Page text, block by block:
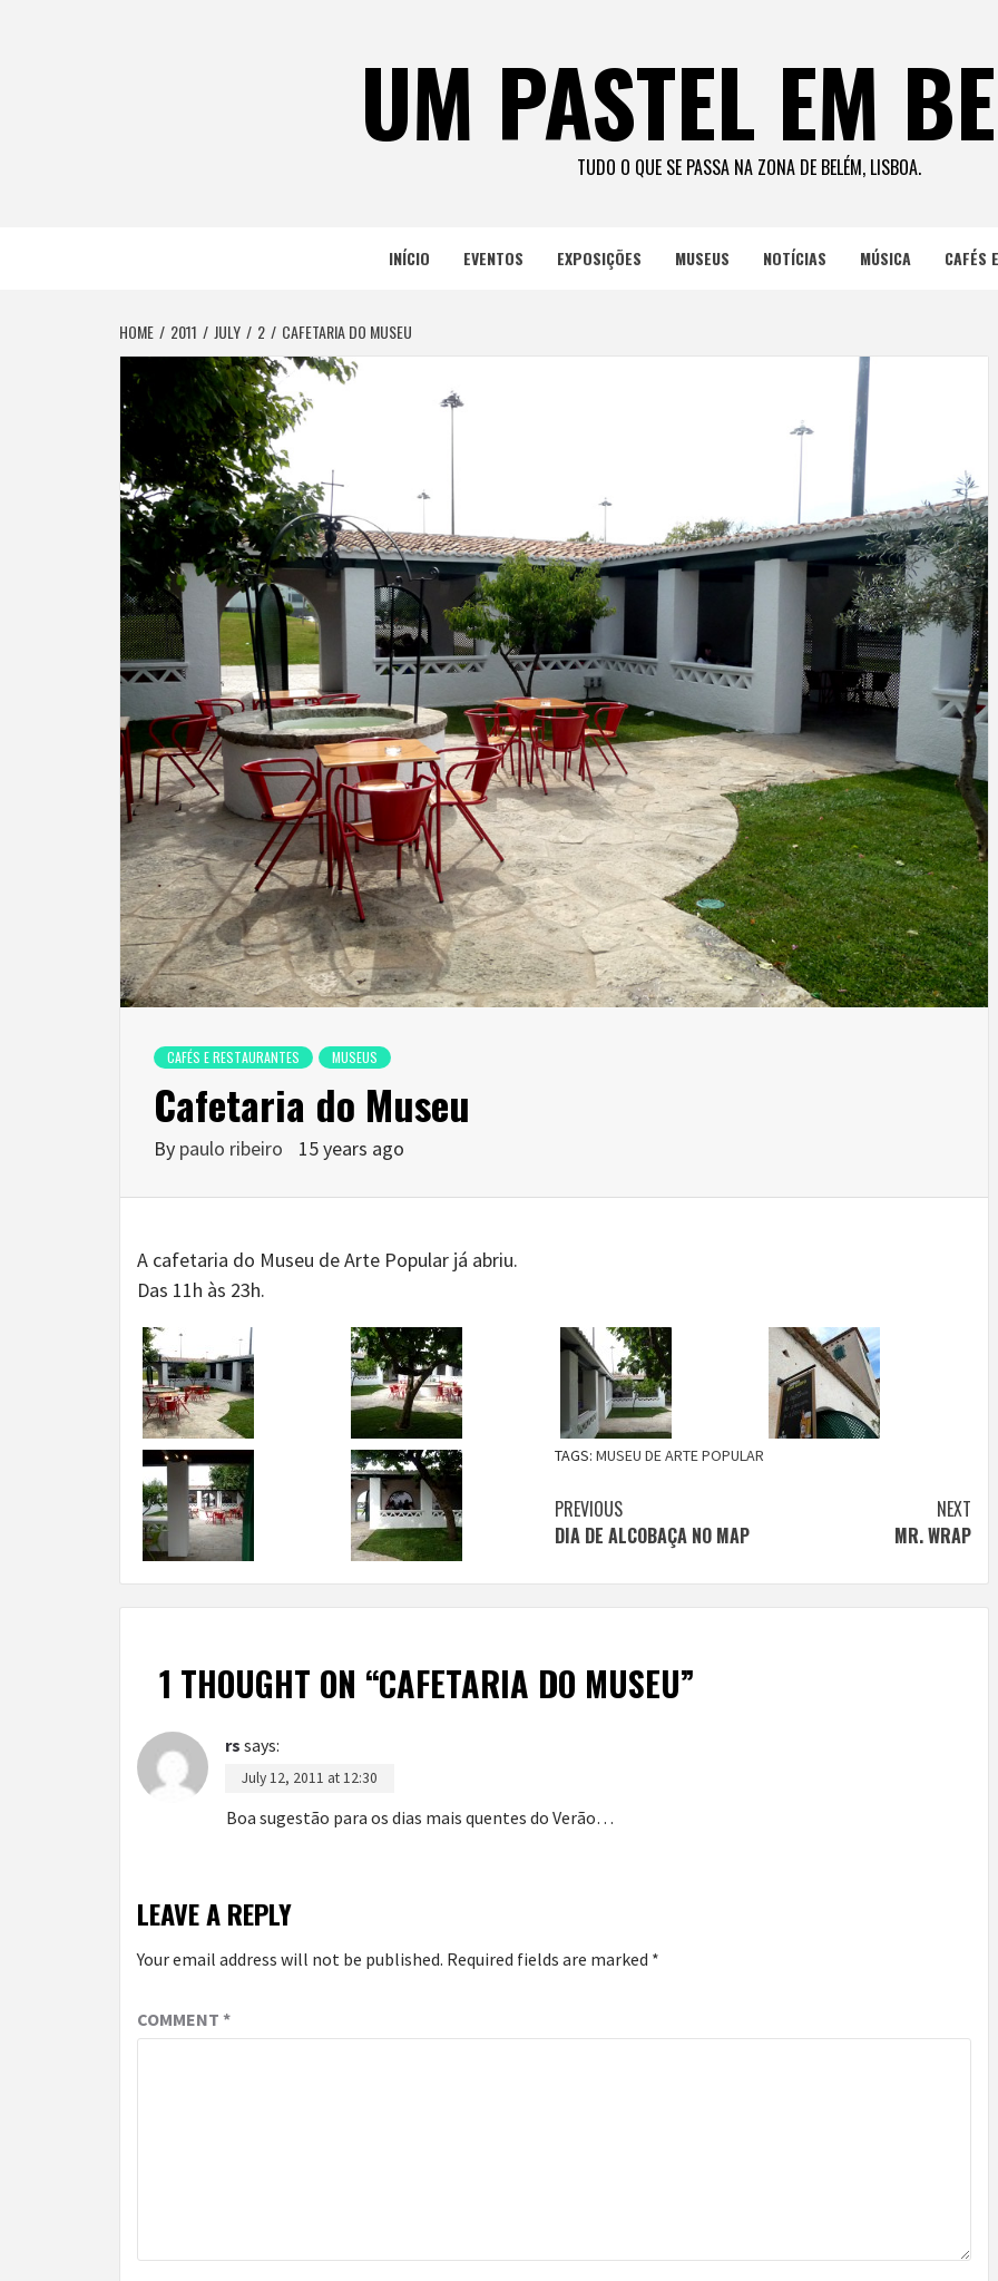
UM PASTEL EM
TUDO O QUE SE PASSA NA ZONA DE BELÉM, LISBOA.
INÍCIO EVENTOS EXPOSIÇÕES MUSEUS NOTÍCIAS MÚSICA CAFÉS
HOME 2011 JULY 2 CAFETARIA DO MUSEU
CAFÉS E RESTAURANTES MUSEUS
Cafetaria do Museu
By paulo ribeiro 15 years ago
A cafetaria do Museu de Arte Popular já abriu.
Das 11h às 23h.
TAGS: MUSEU DE ARTE POPULAR
Continue
Reading
PREVIOUS
DIA DE ALCOBAÇA NO MAP
NEXT
MR. WRAP
1 THOUGHT ON “CAFETARIA DO MUSEU”
rs says:
July 12, 2011 at 12:30
Boa sugestão para os dias mais quentes do Verão…
LEAVE A REPLY
Your email address will not be published. Required fields are marked *
COMMENT *